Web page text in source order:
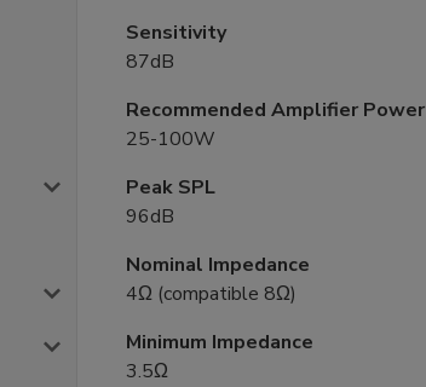
Sensitivity
87dB
Recommended Amplifier Power
25-100W
Peak SPL
96dB
Nominal Impedance
4Ω (compatible 8Ω)
Minimum Impedance
3.5Ω